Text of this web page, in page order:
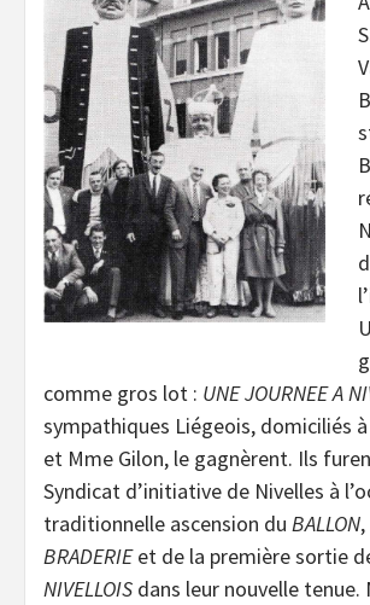
comme gros lot : UNE JOURNEE A
sympathiques Liégeois, domiciliés
et Mme Gilon, le gagnèrent. Ils
Syndicat d’initiative de Nivelles à
traditionnelle ascension du BALLON
BRADERIEet de la première sortie
NIVELLOIS dans leur nouvelle tenue.